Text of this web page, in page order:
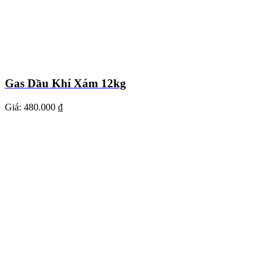
Gas Dầu Khí Xám 12kg
Giá: 480.000 ₫